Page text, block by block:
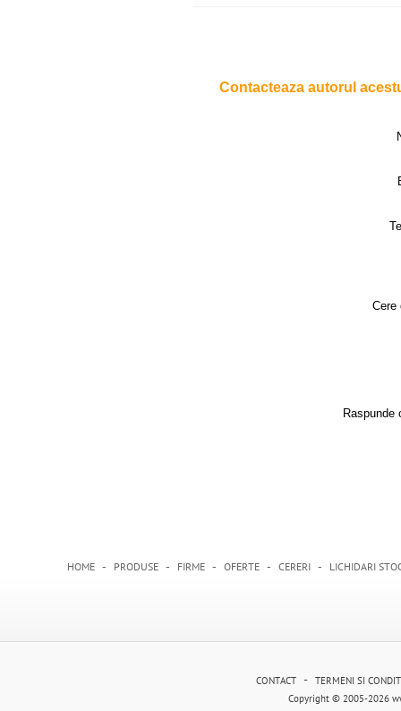
Contacteaza autorul
Cere
Raspunde
HOME - PRODUSE - FIRME - OFERTE - CERERI - LICHIDARI
CONTACT - TERMENI SI
Copyright © 2005-2026